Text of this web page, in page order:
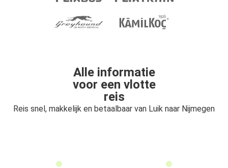
Alle informatie
voor een vlotte
reis
Reis snel, makkelijk en betaalbaar van Luik naar Nijmegen